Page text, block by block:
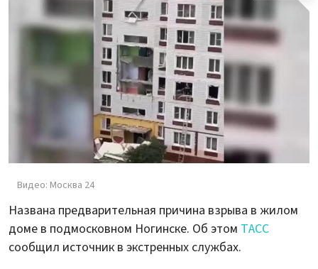
Видео: Москва 24
Названа предварительная причина взрыва в жилом
доме в подмосковном Ногинске. Об этом ТАСС
сообщил источник в экстренных службах.